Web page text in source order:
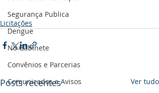
Segurança Publica
Dengue
No Gabinete
Convênios e Parcerias
Comunicados e Avisos
Licitações
Posts recentes Ver tudo